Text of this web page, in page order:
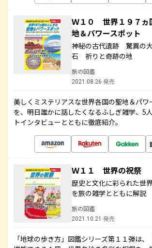
Ｗ１０ 世界１９７ヵ
地＆パワースポット
神秘の古代遺跡 驚異の
石 祈りと奇跡の地
旅の図鑑
2021.08.26 発売
美しくミステリアスな世界各国の聖地＆パワ
を、明日誰かに話したくなるふしぎ雑学、5
トインタビューとともに徹底紹介。
Ｗ１１ 世界の祝祭
歴史と文化に彩られた世
を旅の雑学とともに解説
旅の図鑑
2021.10.21 発売
「地球の歩き方」図鑑シリーズ第１１弾は